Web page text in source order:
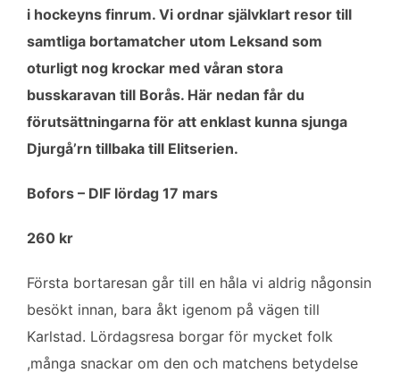
o
o
k
e
r
d
I
n
i hockeyns finrum. Vi ordnar självklart resor till
samtliga bortamatcher utom Leksand som
oturligt nog krockar med våran stora
busskaravan till Borås. Här nedan får du
förutsättningarna för att enklast kunna sjunga
Djurgå’rn tillbaka till Elitserien.
Bofors – DIF lördag 17 mars
260 kr
Första bortaresan går till en håla vi aldrig någonsin
besökt innan, bara åkt igenom på vägen till
Karlstad. Lördagsresa borgar för mycket folk
,många snackar om den och matchens betydelse